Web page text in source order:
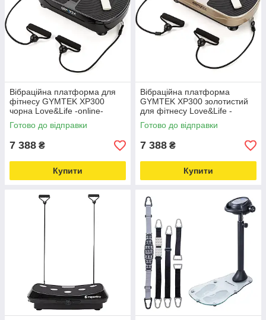
Вібраційна платформа для
фітнесу GYMTEK XP300
чорна Love&Life -online-
multimarket-
Готово до відправки
7 388 ₴
Купити
Вібраційна платформа
GYMTEK XP300 золотистий
для фітнесу Love&Life -
online-multimarket-
Готово до відправки
7 388 ₴
Купити